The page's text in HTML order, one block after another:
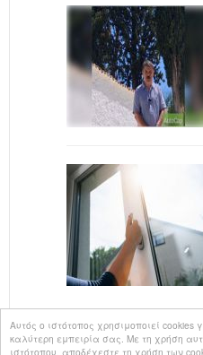
Αυτός ο ιστότοπος χρησιμοποιεί cookies
καλύτερη εμπειρία σας. Με τη χρήση
ιστότοπου, αποδέχεστε τη χρήση των
All rights